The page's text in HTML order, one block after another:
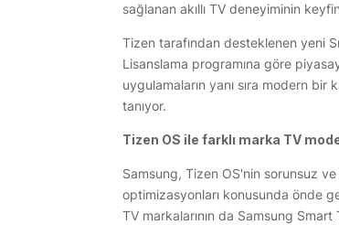
sağlanan akıllı TV deneyiminin
Tizen tarafından desteklenen yeni
Lisanslama programına göre
uygulamaların yanı sıra modern bir
tanıyor.
Tizen OS ile farklı marka TV
Samsung, Tizen OS'nin sorunsuz
optimizasyonları konusunda önde
TV markalarının da Samsung